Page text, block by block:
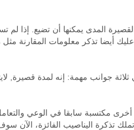
المدى يمكنها أن تضيع. إذا لم
عليك أيضا تذكر معلومات المقارنة
جوانب مهمة: إنه لمدة قصيرة,
مكتسبة سابقا في الوعي
تذكرة اليناصيب الفائزة، الآن